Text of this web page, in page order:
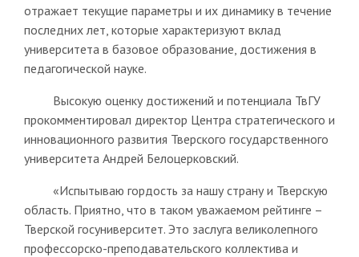
отражает текущие параметры и их динамику в течение
последних лет, которые характеризуют вклад
университета в базовое образование, достижения в
педагогической науке.
Высокую оценку достижений и потенциала ТвГУ
прокомментировал директор Центра стратегического и
инновационного развития Тверского государственного
университета Андрей Белоцерковский.
«Испытываю гордость за нашу страну и Тверскую
область. Приятно, что в таком уважаемом рейтинге –
Тверской госуниверситет. Это заслуга великолепного
профессорско-преподавательского коллектива и